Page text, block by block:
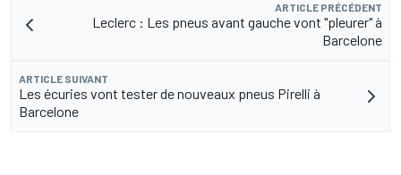
ARTICLE PRÉCÉDENT
Leclerc : Les pneus avant gauche vont "pleurer" à
Barcelone
ARTICLE SUIVANT
Les écuries vont tester de nouveaux pneus Pirelli à
Barcelone